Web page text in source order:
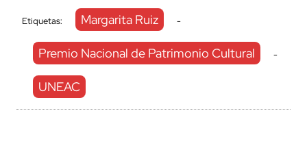
Etiquetas: Margarita Ruiz -
Premio Nacional de Patrimonio Cultural -
UNEAC